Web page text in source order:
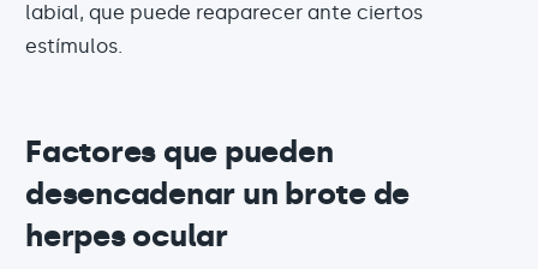
labial, que puede reaparecer ante ciertos
estímulos.
Factores que pueden
desencadenar un brote de
herpes ocular